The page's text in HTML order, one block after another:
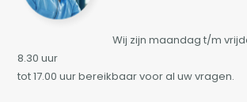
Wij zijn maandag t/m
8.30 uur
tot 17.00 uur bereikbaar voor al uw vragen.